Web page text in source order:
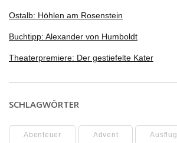
Ostalb: Höhlen am Rosenstein
Buchtipp: Alexander von Humboldt
Theaterpremiere: Der gestiefelte Kater
SCHLAGWÖRTER
Abenteuer Advent Ausflug